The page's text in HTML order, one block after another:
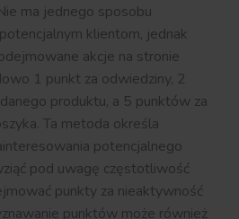
ma jednego sposobu
klientom, jednak
akcje na stronie
1 punkt za odwiedziny, 2
produktu, a 5 punktów za
Ta metoda określa
potencjalnego
pod uwagę częstotliwość
punkty za nieaktywność
punktów może również